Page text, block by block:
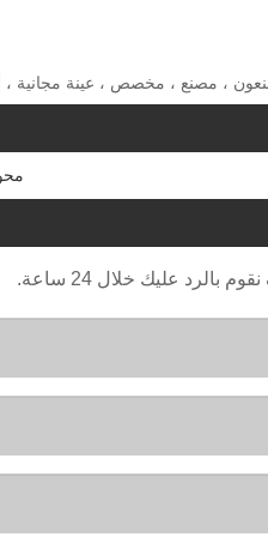
، مصنع ، مخصص ، عينة مجانية
عليك خلال 24 ساعة.